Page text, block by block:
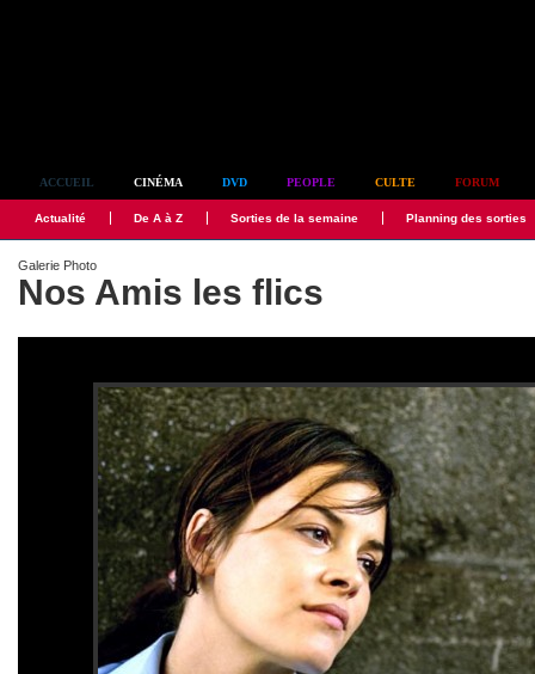
ACCUEIL CINÉMA DVD PEOPLE CULTE FORUM
Actualité De A à Z Sorties de la semaine Planning des sorties
Galerie Photo
Nos Amis les flics